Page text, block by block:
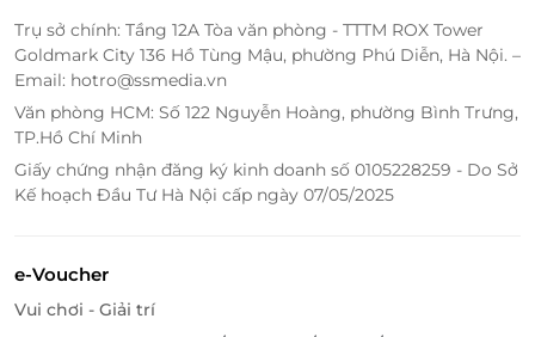
Du khách sẽ được phục vụ các bữa ăn tại nhà hàng
sang trọng trên tàu, thưởng thức các món hải sản
tươi ngon và ẩm thực địa phương. Trên sundeck
thoáng đãng, bạn có thể hòa mình vào tiệc hoàng
hôn với trà, cà phê và trái cây. Đây là nơi lý tưởng để
ngắm nhìn Vịnh Hạ Long vào lúc chiều tà - khoảnh
Trụ sở chính: Tầng 12A Tòa văn phòng - TTTM ROX Tower
Goldmark City 136 Hồ Tùng Mậu, phường Phú Diễn, Hà Nội. –
Email: hotro@ssmedia.vn
Văn phòng HCM: Số 122 Nguyễn Hoàng, phường Bình Trưng,
TP.Hồ Chí Minh
Giấy chứng nhận đăng ký kinh doanh số 0105228259 - Do Sở
Kế hoạch Đầu Tư Hà Nội cấp ngày 07/05/2025
e-Voucher
Vui chơi - Giải trí